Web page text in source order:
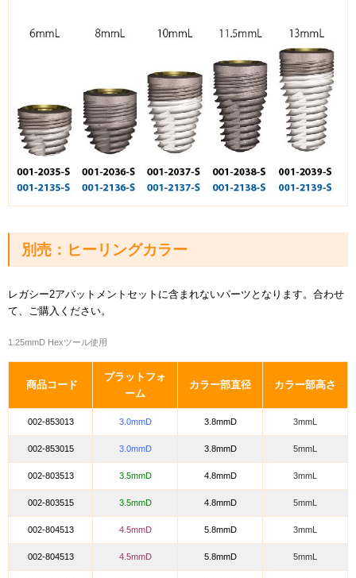
別売：ヒーリングカラー
レガシー2アバットメントセットに含まれないパーツとなります。合わせ
て、ご購入ください。
1.25mmD Hexツール使用
商品コード
プラットフォ
ーム
カラー部直径 カラー部高さ
002-853013 3.0mmD 3.8mmD 3mmL
002-853015 3.0mmD 3.8mmD 5mmL
002-803513 3.5mmD 4.8mmD 3mmL
002-803515 3.5mmD 4.8mmD 5mmL
002-804513 4.5mmD 5.8mmD 3mmL
002-804513 4.5mmD 5.8mmD 5mmL